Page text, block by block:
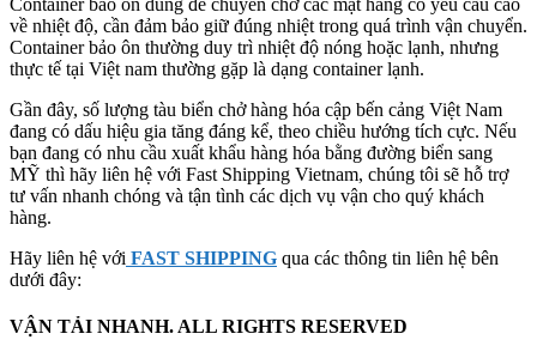
Container bảo ôn dùng để chuyên chở các mặt hàng có yêu cầu cao
về nhiệt độ, cần đảm bảo giữ đúng nhiệt trong quá trình vận chuyển.
Container bảo ôn thường duy trì nhiệt độ nóng hoặc lạnh, nhưng
thực tế tại Việt nam thường gặp là dạng container lạnh.
Gần đây, số lượng tàu biển chở hàng hóa cập bến cảng Việt Nam
đang có dấu hiệu gia tăng đáng kể, theo chiều hướng tích cực. Nếu
bạn đang có nhu cầu xuất khẩu hàng hóa bằng đường biển sang
MỸ thì hãy liên hệ với Fast Shipping Vietnam, chúng tôi sẽ hỗ trợ
tư vấn nhanh chóng và tận tình các dịch vụ vận cho quý khách
hàng.
Hãy liên hệ với FAST SHIPPING qua các thông tin liên hệ bên
dưới đây:
VẬN TẢI NHANH. ALL RIGHTS RESERVED